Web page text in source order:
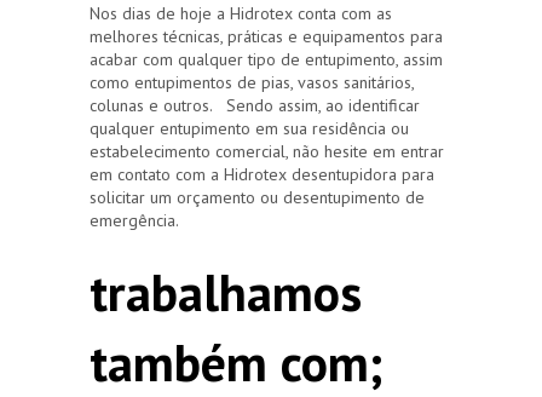
Nos dias de hoje a Hidrotex conta com as
melhores técnicas, práticas e equipamentos para
acabar com qualquer tipo de entupimento, assim
como entupimentos de pias, vasos sanitários,
colunas e outros. Sendo assim, ao identificar
qualquer entupimento em sua residência ou
estabelecimento comercial, não hesite em entrar
em contato com a Hidrotex desentupidora para
solicitar um orçamento ou desentupimento de
emergência.
trabalhamos
também com;